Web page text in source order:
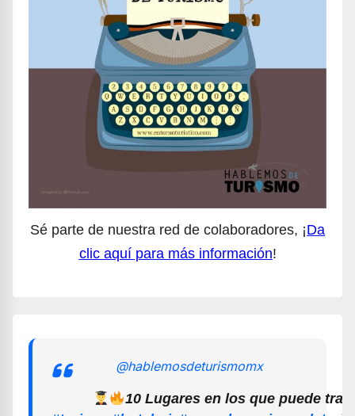
Sé parte de nuestra red de colaboradores, ¡Da
clic aquí para más información!
@hablemosdeturismomx
10 Lugares en los que puede